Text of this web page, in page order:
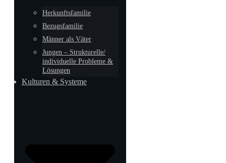
Herkunftsfamilie
Bezugsfamilie
Männer als Väter
Jungen – Strukturelle/
individuelle Probleme &
Lösungen
Kulturen & Systeme